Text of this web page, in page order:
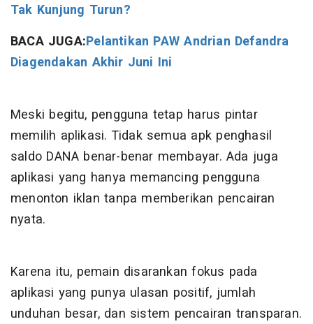
Tak Kunjung Turun?
BACA JUGA:Pelantikan PAW Andrian Defandra
Diagendakan Akhir Juni Ini
Meski begitu, pengguna tetap harus pintar
memilih aplikasi. Tidak semua apk penghasil
saldo DANA benar-benar membayar. Ada juga
aplikasi yang hanya memancing pengguna
menonton iklan tanpa memberikan pencairan
nyata.
Karena itu, pemain disarankan fokus pada
aplikasi yang punya ulasan positif, jumlah
unduhan besar, dan sistem pencairan transparan.